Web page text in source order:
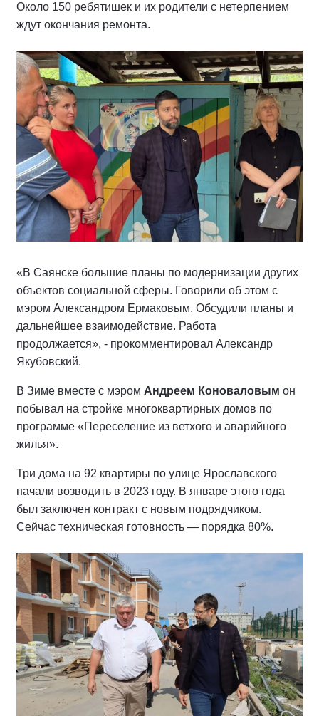
Около 150 ребятишек и их родители с нетерпением
ждут окончания ремонта.
«В Саянске большие планы по модернизации других
объектов социальной сферы. Говорили об этом с
мэром Александром Ермаковым. Обсудили планы и
дальнейшее взаимодействие. Работа
продолжается», - прокомментировал Александр
Якубовский.
В Зиме вместе с мэром Андреем Коноваловым он
побывал на стройке многоквартирных домов по
программе «Переселение из ветхого и аварийного
жилья».
Три дома на 92 квартиры по улице Ярославского
начали возводить в 2023 году. В январе этого года
был заключен контракт с новым подрядчиком.
Сейчас техническая готовность — порядка 80%.